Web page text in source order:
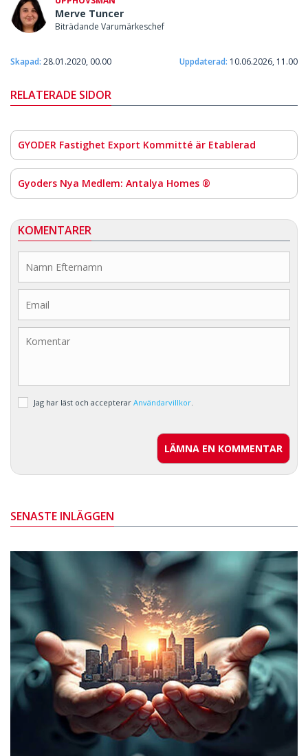
Merve Tuncer
Biträdande Varumärkeschef
Skapad: 28.01.2020, 00.00 Uppdaterad: 10.06.2026, 11.00
RELATERADE SIDOR
GYODER Fastighet Export Kommitté är Etablerad
Gyoders Nya Medlem: Antalya Homes ®
KOMENTARER
Jag har läst och accepterar Användarvillkor.
LÄMNA EN KOMMENTAR
SENASTE INLÄGGEN